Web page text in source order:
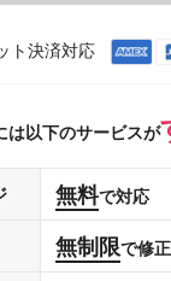
ト決済対応
は以下のサービスが
無料で対応
無制限で修正